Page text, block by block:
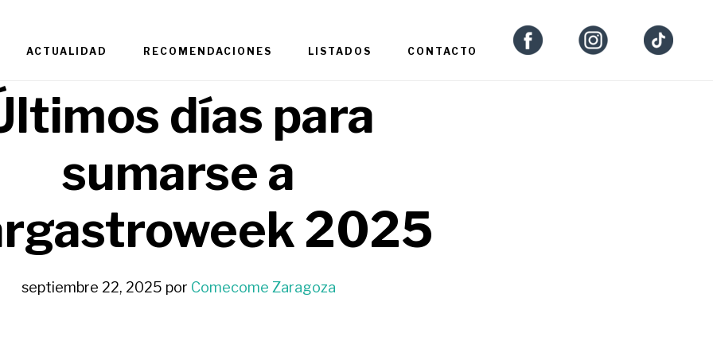
ACTUALIDAD RECOMENDACIONES LISTADOS CONTACTO
días para
sumarse a
2025
septiembre 22, 2025 por Comecome Zaragoza